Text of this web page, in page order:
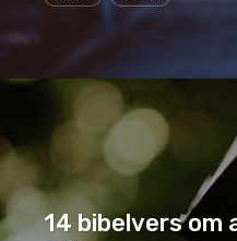
14 bibelvers om